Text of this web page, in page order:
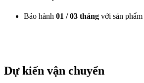
Bảo hành 01 / 03 tháng với sản phẩm
Dự kiến vận chuyển